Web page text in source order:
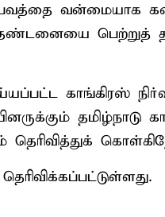
வன்மையாக
பெற்றுத்
காங்கிரஸ்
தெரிவித்துக்